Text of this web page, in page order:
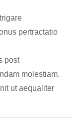
pertractatio
post
molestiam.
ut aequaliter